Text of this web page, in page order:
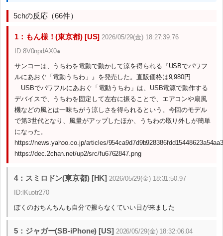
5chの反応（66件）
1：もん様！(東京都) [US] 2026/05/29(金) 18:27:39.76
ID:8V0npdAX0●
サンコーは、うちわを電動で動かして涼を得られる『USBでパワフ
ルにあおぐ「電動うちわ」』を発売した。直販価格は9,980円
USBでパワフルにあおぐ「電動うちわ」は、USB電源で動作する
デバイスで、うちわを固定して左右に振ることで、エアコンや扇風
機などの風とは一味ちがう涼しさを得られるという。今回のモデル
で第3世代となり、風量がアップしたほか、うちわの取り外しが簡単
になった。
https://news.yahoo.co.jp/articles/
https://dec.2chan.net/up2/src/fu6762847.png
4：スミロドン(東京都) [HK] 2026/05/29(金) 18:31:50.97
ID:lKuotr270
ぼくのおちんちんも自分で擦らなくていい日が来ました
5：ジャガー(SB-iPhone) [US] 2026/05/29(金) 18:32:06.04